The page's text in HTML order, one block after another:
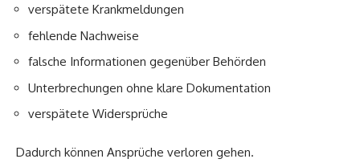
verspätete Krankmeldungen
fehlende Nachweise
falsche Informationen gegenüber Behörden
Unterbrechungen ohne klare Dokumentation
verspätete Widersprüche
Dadurch können Ansprüche verloren gehen.